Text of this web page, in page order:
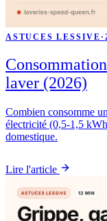
ASTUCES LESSIVE ·
laver (2026)
Combien consomme
électricité (0,5-1,5
domestique.
Lire l'article